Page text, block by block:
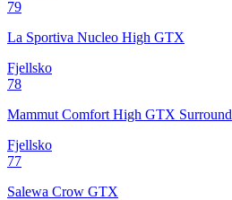
79
La Sportiva Nucleo High GTX
Fjellsko
78
Mammut Comfort High GTX Surround
Fjellsko
77
Salewa Crow GTX